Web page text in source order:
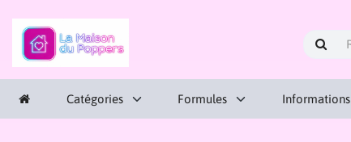
Catégories Formules Informations